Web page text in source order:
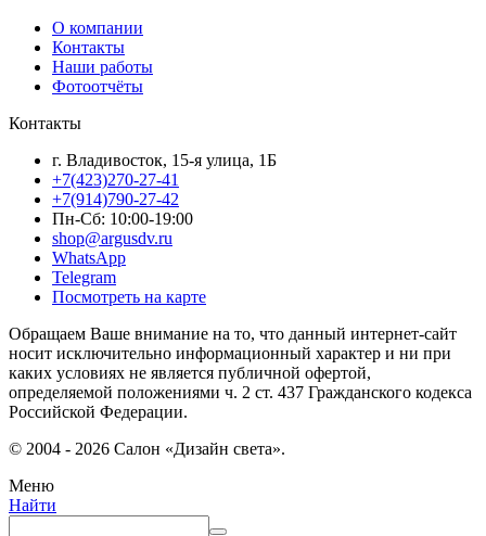
О компании
Контакты
Наши работы
Фотоотчёты
Контакты
г. Владивосток, 15-я улица, 1Б
+7(423)270-27-41
+7(914)790-27-42
Пн-Сб: 10:00-19:00
shop@argusdv.ru
WhatsApp
Telegram
Посмотреть на карте
Обращаем Ваше внимание на то, что данный интернет-сайт
носит исключительно информационный характер и ни при
каких условиях не является публичной офертой,
определяемой положениями ч. 2 ст. 437 Гражданского кодекса
Российской Федерации.
© 2004 - 2026 Салон «Дизайн света».
Меню
Найти